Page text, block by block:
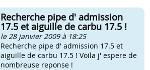
Recherche pipe d' admission
17.5 et aiguille de carbu 17.5 !
le 28 janvier 2009 à 18:25
Recherche pipe d' admission 17.5 et
aiguille de carbu 17.5 ! Voila j' espere de
nombreuse reponse !